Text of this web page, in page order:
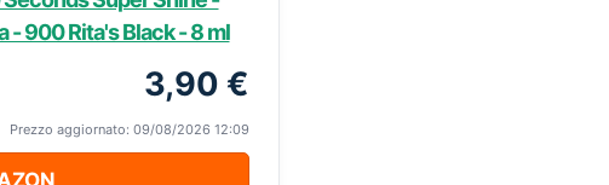
- 900 Rita's Black - 8 ml
3,90 €
Prezzo aggiornato: 09/08/2026 12:09